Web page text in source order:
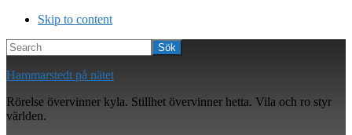
Skip to content
Search
Hammarstedt på nätet
Rörelse övervinner kyla. Stillhet övervinner hetta. Vila och ro styr
världen.